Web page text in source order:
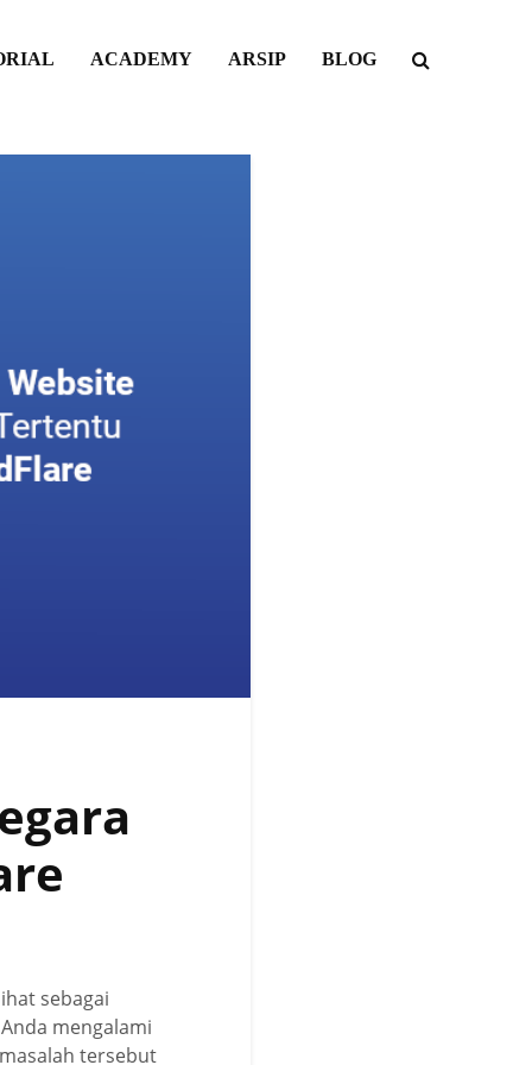
ACADEMY ARSIP BLOG
sebagai
mengalami
tersebut